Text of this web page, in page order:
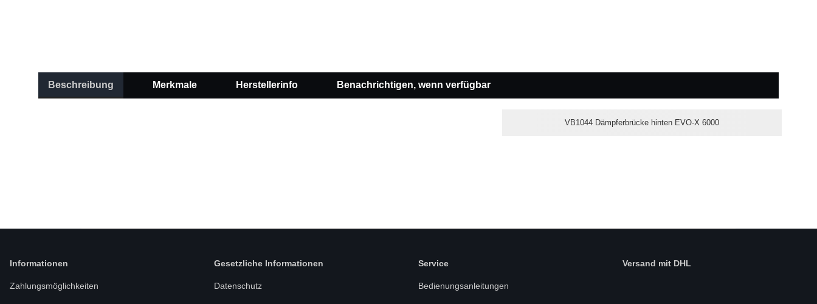
Beschreibung Merkmale Herstellerinfo Benachrichtigen, wenn verfügbar
VB1044 Dämpferbrücke hinten EVO-X 6000
Informationen
Zahlungsmöglichkeiten
Gesetzliche Informationen
Datenschutz
Service
Bedienungsanleitungen
Versand mit DHL